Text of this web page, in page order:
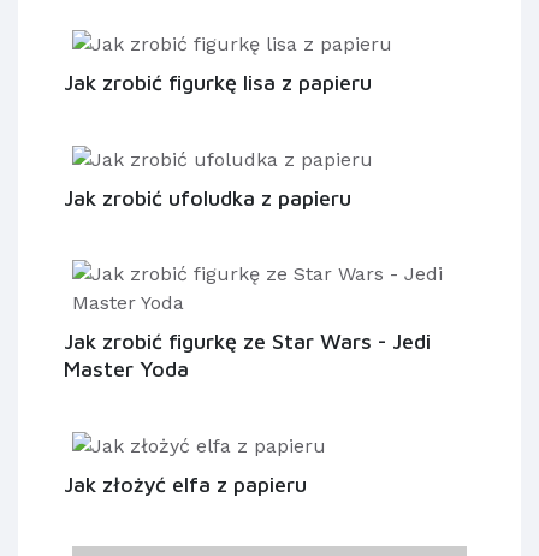
Jak zrobić figurkę lisa z papieru
Jak zrobić ufoludka z papieru
Jak zrobić figurkę ze Star Wars - Jedi
Master Yoda
Jak złożyć elfa z papieru